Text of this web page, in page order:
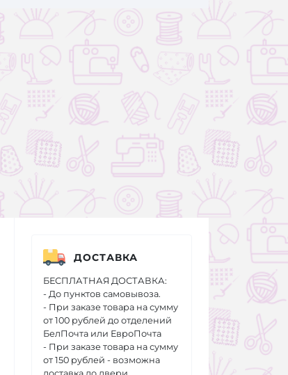
ДОСТАВКА
БЕСПЛАТНАЯ ДОСТАВКА:
- До пунктов самовывоза.
- При заказе товара на сумму
от 100 рублей до отделений
БелПочта или ЕвроПочта
- При заказе товара на сумму
от 150 рублей - возможна